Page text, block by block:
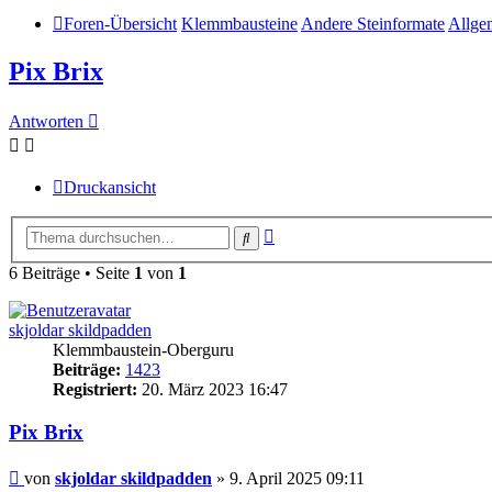
Foren-Übersicht Klemmbausteine Andere Steinformate
Pix Brix
Antworten
Druckansicht
Suche
6 Beiträge • Seite 1 von 1
skjoldar skildpadden
Klemmbaustein-Oberguru
Beiträge: 1423
Registriert: 20. März 2023 16:47
Pix Brix
Beitrag
von skjoldar skildpadden » 9. April 2025 09:11